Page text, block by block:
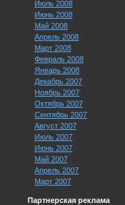
Июль 2008
Июнь 2008
Май 2008
Апрель 2008
Март 2008
Февраль 2008
Январь 2008
Декабрь 2007
Ноябрь 2007
Октябрь 2007
Сентябрь 2007
Август 2007
Июль 2007
Июнь 2007
Май 2007
Апрель 2007
Март 2007
Партнерская реклама